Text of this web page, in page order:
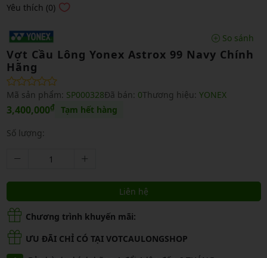
Yêu thích (0)
So sánh
Vợt Cầu Lông Yonex Astrox 99 Navy Chính
Hãng
Mã sản phẩm: SP000328Đã bán: 0Thương hiệu: YONEX
3,400,000₫ Tạm hết hàng
Số lượng:
Liên hệ
Chương trình khuyến mãi:
ƯU ĐÃI CHỈ CÓ TẠI VOTCAULONGSHOP